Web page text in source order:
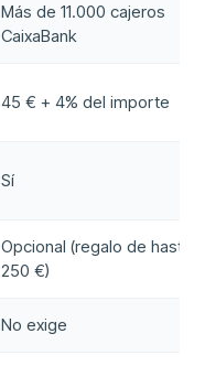
Más de 11.000 cajeros
CaixaBank
45 € + 4% del importe
Sí
Opcional (regalo de hasta
250 €)
No exige